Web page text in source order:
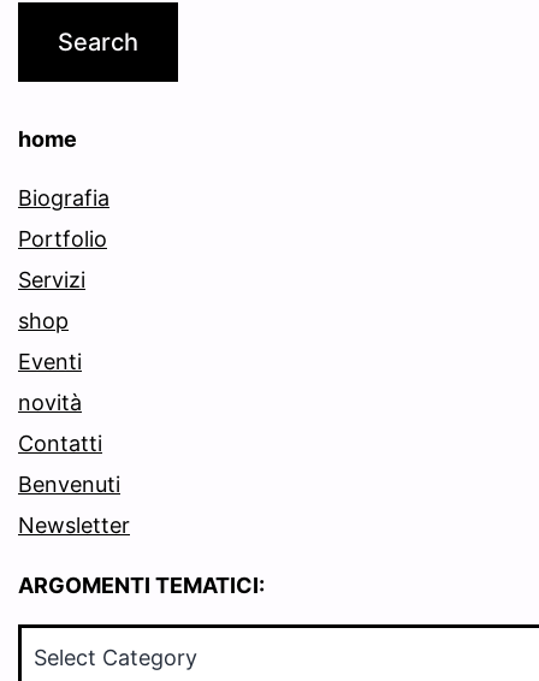
home
Biografia
Portfolio
Servizi
shop
Eventi
novità
Contatti
Benvenuti
Newsletter
ARGOMENTI TEMATICI: